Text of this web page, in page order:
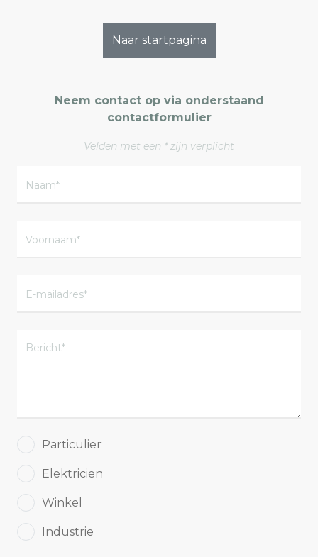
Naar startpagina
Neem contact op via onderstaand
contactformulier
Velden met een * zijn verplicht
Particulier
Elektricien
Winkel
Industrie